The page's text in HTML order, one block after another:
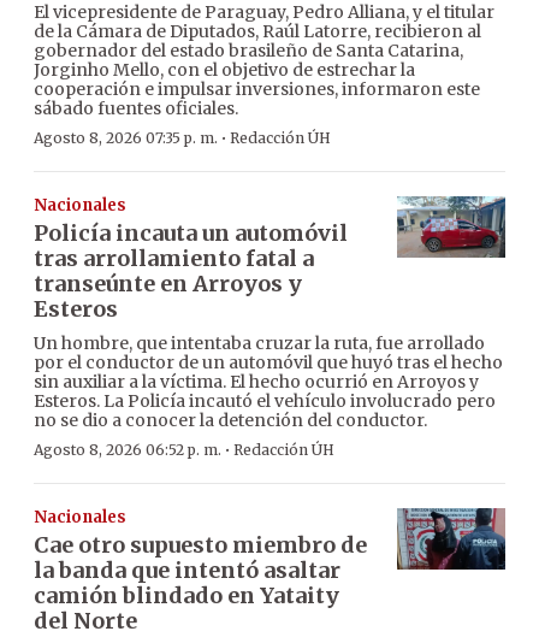
El vicepresidente de Paraguay, Pedro Alliana, y el titular
de la Cámara de Diputados, Raúl Latorre, recibieron al
gobernador del estado brasileño de Santa Catarina,
Jorginho Mello, con el objetivo de estrechar la
cooperación e impulsar inversiones, informaron este
sábado fuentes oficiales.
Agosto 8, 2026 07:35 p. m. · Redacción ÚH
Nacionales
Policía incauta un automóvil
tras arrollamiento fatal a
transeúnte en Arroyos y
Esteros
Un hombre, que intentaba cruzar la ruta, fue arrollado
por el conductor de un automóvil que huyó tras el hecho
sin auxiliar a la víctima. El hecho ocurrió en Arroyos y
Esteros. La Policía incautó el vehículo involucrado pero
no se dio a conocer la detención del conductor.
Agosto 8, 2026 06:52 p. m. · Redacción ÚH
Nacionales
Cae otro supuesto miembro de
la banda que intentó asaltar
camión blindado en Yataity
del Norte